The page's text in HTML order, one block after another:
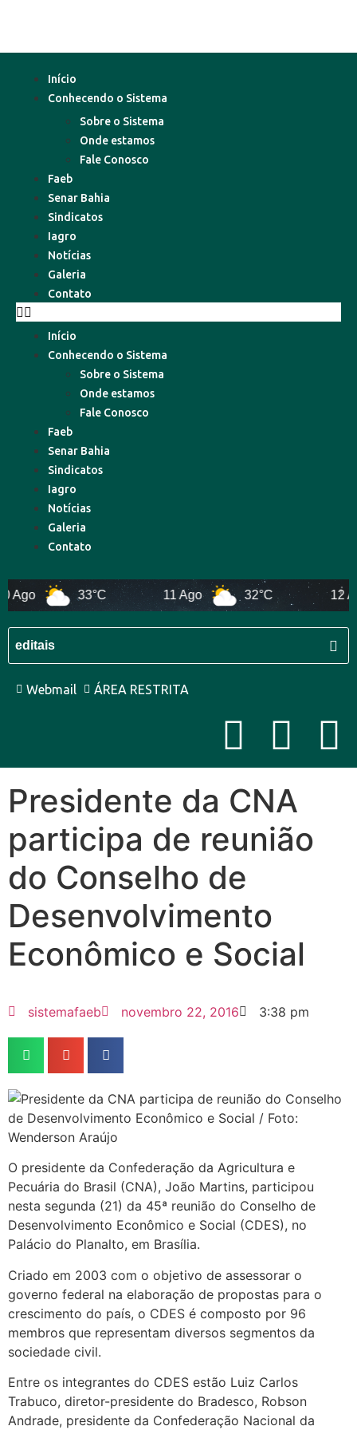
Início
Conhecendo o Sistema
Sobre o Sistema
Onde estamos
Fale Conosco
Faeb
Senar Bahia
Sindicatos
Iagro
Notícias
Galeria
Contato
Início
Conhecendo o Sistema
Sobre o Sistema
Onde estamos
Fale Conosco
Faeb
Senar Bahia
Sindicatos
Iagro
Notícias
Galeria
Contato
33°C 11 Ago 32°C 12 Ago
Webmail ÁREA RESTRITA
Presidente da CNA
participa de reunião
do Conselho de
Desenvolvimento
Econômico e Social
sistemafaeb novembro 22, 2016 3:38 pm
O presidente da Confederação da Agricultura e
Pecuária do Brasil (CNA), João Martins, participou
nesta segunda (21) da 45ª reunião do Conselho de
Desenvolvimento Econômico e Social (CDES), no
Palácio do Planalto, em Brasília.
Criado em 2003 com o objetivo de assessorar o
governo federal na elaboração de propostas para o
crescimento do país, o CDES é composto por 96
membros que representam diversos segmentos da
sociedade civil.
Entre os integrantes do CDES estão Luiz Carlos
Trabuco, diretor-presidente do Bradesco, Robson
Andrade, presidente da Confederação Nacional da